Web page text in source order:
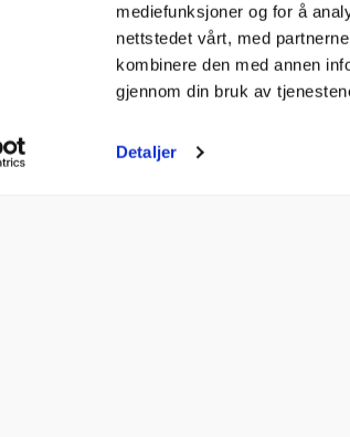
mediefunksjoner og for å
nettstedet vårt, med
kombinere den med annen
gjennom din bruk av
Detaljer